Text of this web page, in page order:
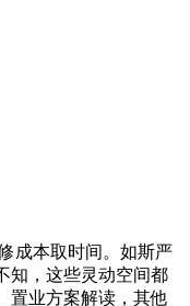
成本取时间。如斯严
知，这些灵动空间都
置业方案解读，其他